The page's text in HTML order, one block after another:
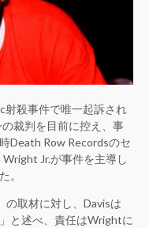
射殺事件で唯一起訴され
裁判を目前に控え、事
Death Row Recordsのセ
Jr.が事件を主導し
。
の取材に対し、Davisは
と述べ、責任はWrightに